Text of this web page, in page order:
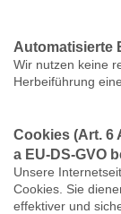
Automatisierte
Wir nutzen keine
Herbeiführung
Cookies (Art. 6
a EU-DS-GVO
Unsere
Cookies. Sie
effektiver und